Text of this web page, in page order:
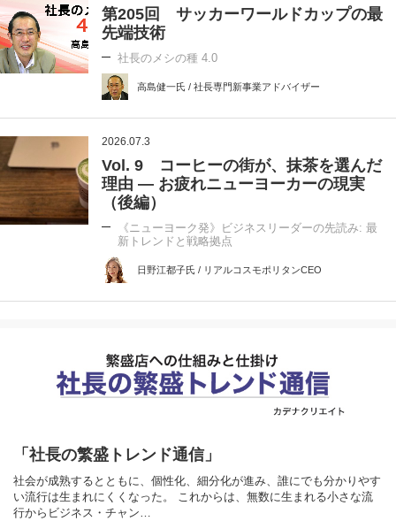
第205回 サッカーワールドカップの最
先端技術
社長のメシの種 4.0
高島健一氏 / 社長専門新事業アドバイザー
2026.07.3
Vol. 9 コーヒーの街が、抹茶を選んだ
理由 ― お疲れニューヨーカーの現実
（後編）
《ニューヨーク発》ビジネスリーダーの先読み: 最
新トレンドと戦略拠点
日野江都子氏 / リアルコスモポリタンCEO
「社長の繁盛トレンド通信」
社会が成熟するとともに、個性化、細分化が進み、誰にでも分かりやす
い流行は生まれにくくなった。 これからは、無数に生まれる小さな流
行からビジネス・チャン…